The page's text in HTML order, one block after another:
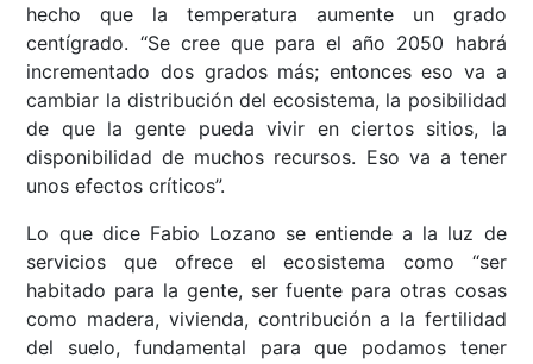
hecho que la temperatura aumente un grado
centígrado. “Se cree que para el año 2050 habrá
incrementado dos grados más; entonces eso va a
cambiar la distribución del ecosistema, la posibilidad
de que la gente pueda vivir en ciertos sitios, la
disponibilidad de muchos recursos. Eso va a tener
unos efectos críticos”.
Lo que dice Fabio Lozano se entiende a la luz de
servicios que ofrece el ecosistema como “ser
habitado para la gente, ser fuente para otras cosas
como madera, vivienda, contribución a la fertilidad
del suelo, fundamental para que podamos tener